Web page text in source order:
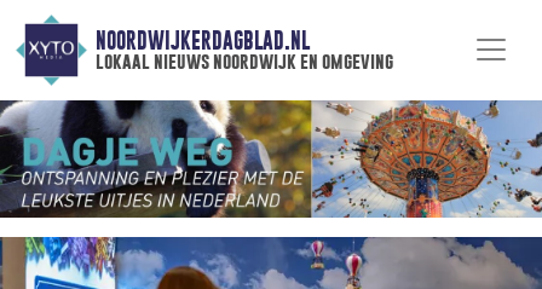
NOORDWIJKERDAGBLAD.NL
lokaal nieuws noordwijk en omgeving